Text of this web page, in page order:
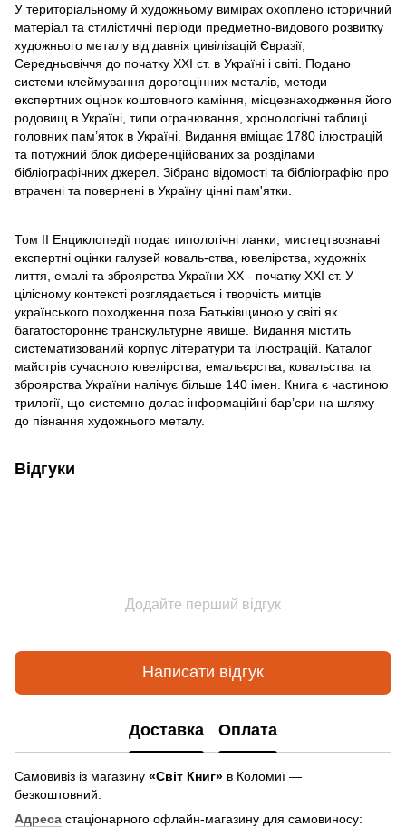
У територіальному й художньому вимірах охоплено історичний
матеріал та стилістичні періоди предметно-видового розвитку
художнього металу від давніх цивілізацій Євразії,
Середньовіччя до початку XXI ст. в Україні і світі. Подано
системи клеймування дорогоцінних металів, методи
експертних оцінок коштовного каміння, місцезнаходження його
родовищ в Україні, типи огранювання, хронологічні таблиці
головних пам’яток в Україні. Видання вміщає 1780 ілюстрацій
та потужний блок диференційованих за розділами
бібліографічних джерел. Зібрано відомості та бібліографію про
втрачені та повернені в Україну цінні пам'ятки.
Том II Енциклопедії подає типологічні ланки, мистецтвознавчі
експертні оцінки галузей коваль-ства, ювелірства, художніх
лиття, емалі та зброярства України XX - початку XXI ст. У
цілісному контексті розглядається і творчість митців
українського походження поза Батьківщиною у світі як
багатостороннє транскультурне явище. Видання містить
систематизований корпус літератури та ілюстрацій. Каталог
майстрів сучасного ювелірства, емальєрства, ковальства та
зброярства України налічує більше 140 імен. Книга є частиною
трилогії, що системно долає інформаційні барʼєри на шляху
до пізнання художнього металу.
Відгуки
Додайте перший відгук
Написати відгук
Доставка Оплата
Самовивіз із магазину «Світ Книг» в Коломиї —
безкоштовний.
Адреса стаціонарного офлайн-магазину для самовиносу: